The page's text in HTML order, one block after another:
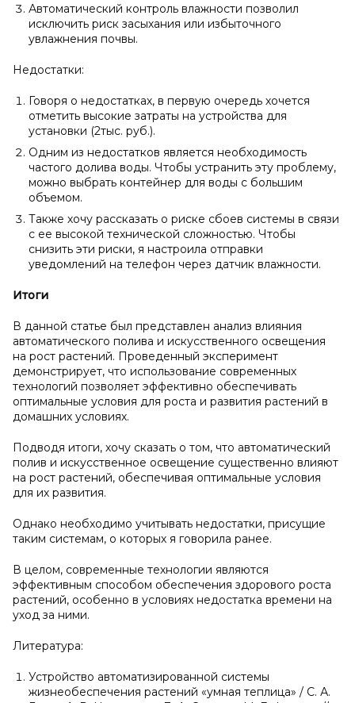
Автоматический контроль влажности позволил
исключить риск засыхания или избыточного
увлажнения почвы.
Недостатки:
Говоря о недостатках, в первую очередь хочется
отметить высокие затраты на устройства для
установки (2тыс. руб.).
Одним из недостатков является необходимость
частого долива воды. Чтобы устранить эту проблему,
можно выбрать контейнер для воды с большим
объемом.
Также хочу рассказать о риске сбоев системы в связи
с ее высокой технической сложностью. Чтобы
снизить эти риски, я настроила отправки
уведомлений на телефон через датчик влажности.
Итоги
В данной статье был представлен анализ влияния
автоматического полива и искусственного освещения
на рост растений. Проведенный эксперимент
демонстрирует, что использование современных
технологий позволяет эффективно обеспечивать
оптимальные условия для роста и развития растений в
домашних условиях.
Подводя итоги, хочу сказать о том, что автоматический
полив и искусственное освещение существенно влияют
на рост растений, обеспечивая оптимальные условия
для их развития.
Однако необходимо учитывать недостатки, присущие
таким системам, о которых я говорила ранее.
В целом, современные технологии являются
эффективным способом обеспечения здорового роста
растений, особенно в условиях недостатка времени на
уход за ними.
Литература:
Устройство автоматизированной системы
жизнеобеспечения растений «умная теплица» / С. А.